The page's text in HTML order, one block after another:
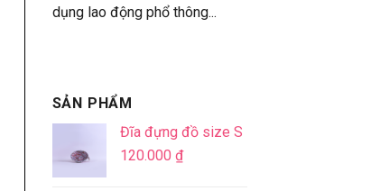
dụng lao động phổ thông...
SẢN PHẨM
Đĩa đựng đồ size S
120.000 ₫